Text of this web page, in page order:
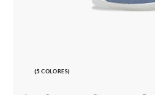
(5 COLORES)